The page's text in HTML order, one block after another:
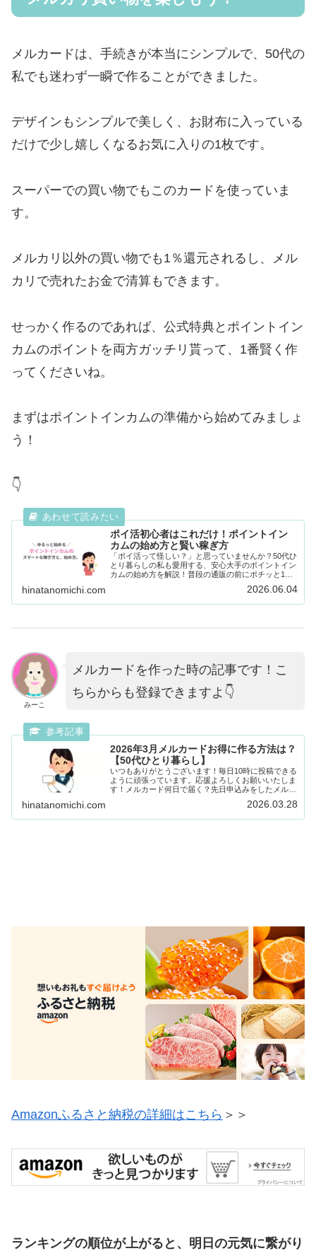
メルカードは、手続きが本当にシンプルで、50代の
私でも迷わず一瞬で作ることができました。
デザインもシンプルで美しく、お財布に入っている
だけで少し嬉しくなるお気に入りの1枚です。
スーパーでの買い物でもこのカードを使っていま
す。
メルカリ以外の買い物でも1％還元されるし、メル
カリで売れたお金で清算もできます。
せっかく作るのであれば、公式特典とポイントイン
カムのポイントを両方ガッチリ貰って、1番賢く作
ってくださいね。
まずはポイントインカムの準備から始めてみましょ
う！
👇
ポイ活初心者はこれだけ！ポイントイン
カムの始め方と賢い稼ぎ方
「ポイ活って怪しい？」と思っていませんか？50代ひ
とり暮らしの私も愛用する、安心大手のポイントイン
カムの始め方を解説！普段の通販の前にポチッと1回
hinatanomichi.com 2026.06.04
みーこ
メルカードを作った時の記事です！こ
ちらからも登録できますよ👇
2026年3月メルカードお得に作る方法は？
【50代ひとり暮らし】
いつもありがとうございます！毎日10時に投稿できる
ように頑張っています。応援よろしくお願いいたしま
す！メルカード何日で届く？先日申込みをしたメルカ
3月27日㈮に届きました。20日は祝日で、土...
hinatanomichi.com 2026.03.28
Amazonふるさと納税の詳細はこちら ＞＞
ランキングの順位が上がると、明日の元気に繋がり